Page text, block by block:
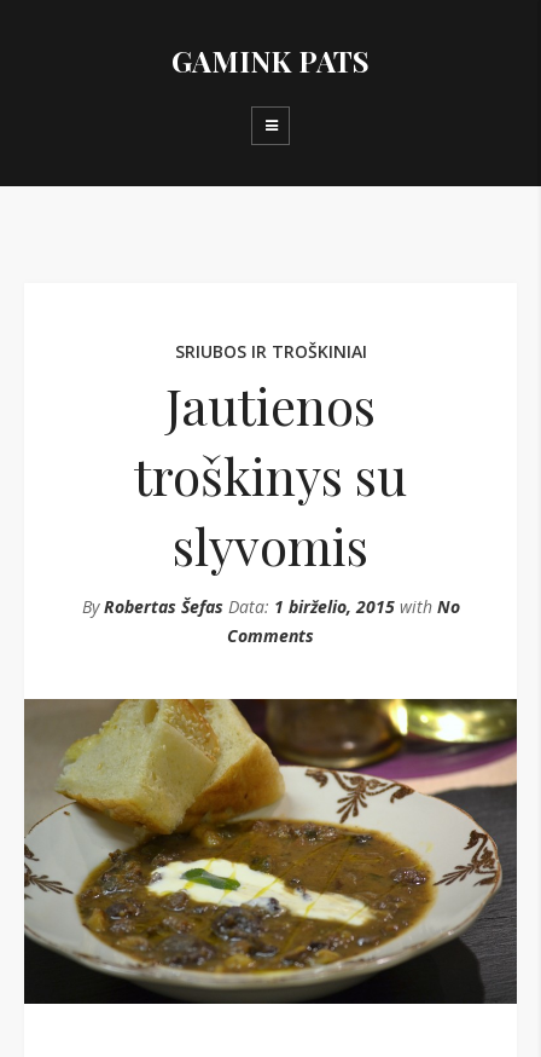
GAMINK PATS
SRIUBOS IR TROŠKINIAI
Jautienos
troškinys su
slyvomis
ByRobertas Šefas Data: 1 birželio, 2015with No
Comments